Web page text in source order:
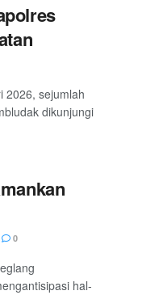
2026, sejumlah
dikunjungi
0
hal-